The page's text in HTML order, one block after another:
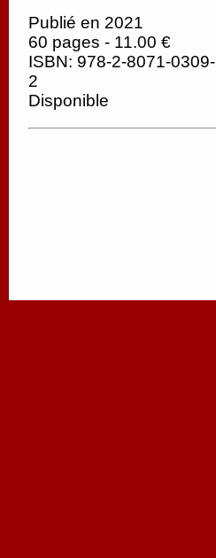
Publié en 2021
60 pages - 11.00 €
ISBN: 978-2-8071-0309-
2
Disponible